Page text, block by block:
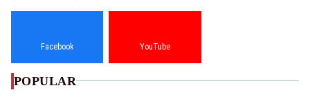
Facebook YouTube
POPULAR